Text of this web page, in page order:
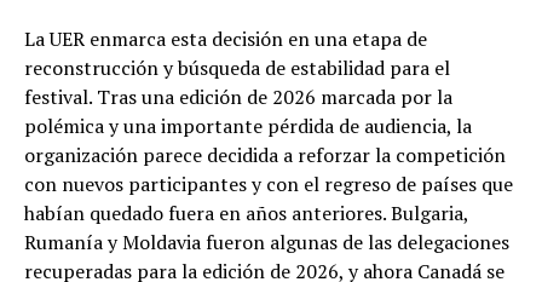
La UER enmarca esta decisión en una etapa de
reconstrucción y búsqueda de estabilidad para el
festival. Tras una edición de 2026 marcada por la
polémica y una importante pérdida de audiencia, la
organización parece decidida a reforzar la competición
con nuevos participantes y con el regreso de países que
habían quedado fuera en años anteriores. Bulgaria,
Rumanía y Moldavia fueron algunas de las delegaciones
recuperadas para la edición de 2026, y ahora Canadá se